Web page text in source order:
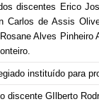
discentes Erico
Carlos de Assis
Alves
instituído para
discente GIlberto